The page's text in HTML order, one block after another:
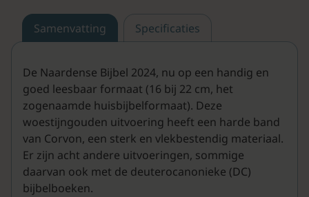
Samenvatting Specificaties
De Naardense Bijbel 2024, nu op een handig en
goed leesbaar formaat (16 bij 22 cm, het
zogenaamde huisbijbelformaat). Deze
woestijngouden uitvoering heeft een harde band
van Corvon, een sterk en vlekbestendig materiaal.
Er zijn acht andere uitvoeringen, sommige
daarvan ook met de deuterocanonieke (DC)
bijbelboeken.